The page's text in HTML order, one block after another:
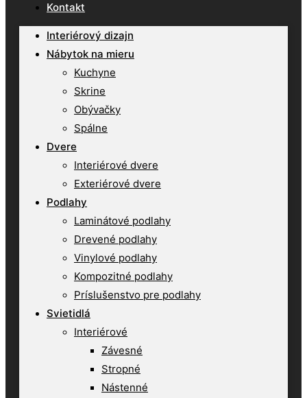
Kontakt
Interiérový dizajn
Nábytok na mieru
Kuchyne
Skrine
Obývačky
Spálne
Dvere
Interiérové dvere
Exteriérové dvere
Podlahy
Laminátové podlahy
Drevené podlahy
Vinylové podlahy
Kompozitné podlahy
Príslušenstvo pre podlahy
Svietidlá
Interiérové
Závesné
Stropné
Nástenné